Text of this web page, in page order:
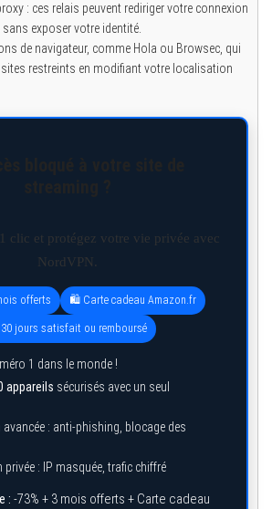
: ces relais peuvent rediriger votre connexion
exposer votre identité.
de navigateur, comme Hola ou Browsec, qui
sites restreints en modifiant votre localisation
clic et protégez votre vie privée avec
NordVPN.
offerts 🛍️ Carte cadeau Amazon.fr
30 jours satisfait ou remboursé
1 dans le monde !
appareils sécurisés avec un seul
avancée : anti-phishing, blocage des
privée : IP masquée, trafic chiffré
: -73% + 3 mois offerts + Carte cadeau